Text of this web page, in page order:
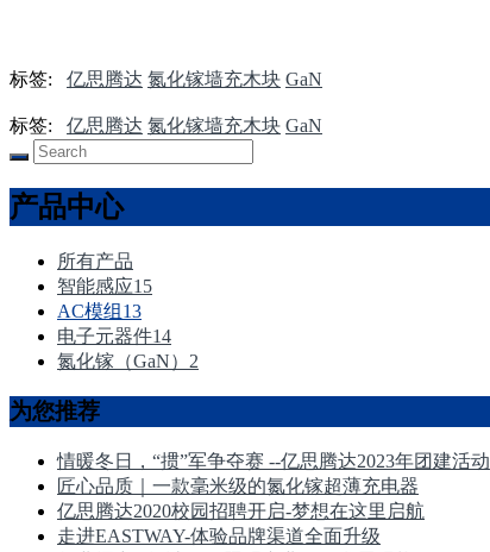
标签: 亿思腾达 氮化镓墙充木块 GaN
标签: 亿思腾达 氮化镓墙充木块 GaN
产品中心
所有产品
智能感应15
AC模组 13
电子元器件14
氮化镓（GaN） 2
为您推荐
情暖冬日，“掼”军争夺赛 --亿思腾达2023年团建活动
匠心品质｜一款毫米级的氮化镓超薄充电器
亿思腾达2020校园招聘开启-梦想在这里启航
走进EASTWAY-体验品牌渠道全面升级